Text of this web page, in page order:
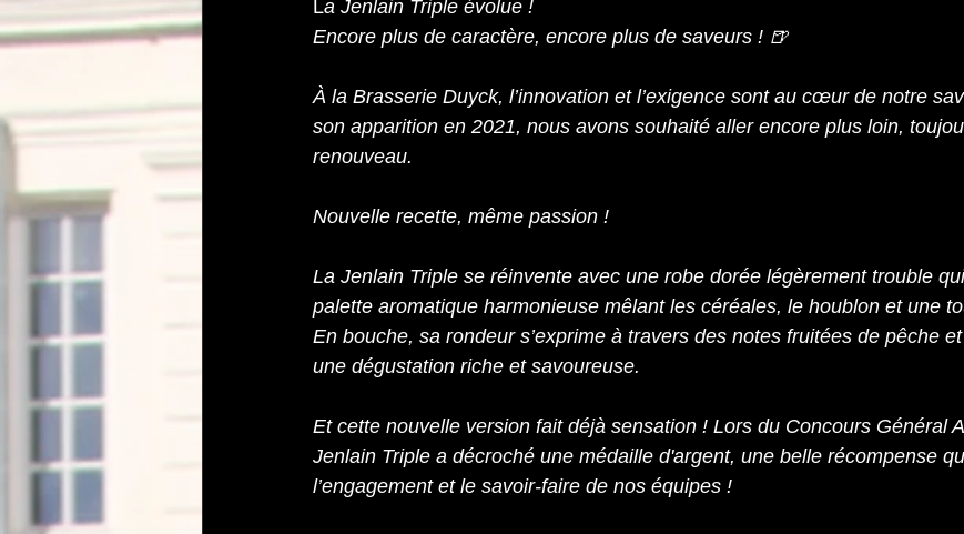
La Jenlain Triple évolue !
Encore plus de caractère, encore plus de saveurs ! 🍺
À la Brasserie Duyck, l’innovation et l’exigence sont au cœur de notre
son apparition en 2021, nous avons souhaité aller encore plus loin,
renouveau.
Nouvelle recette, même passion !
La Jenlain Triple se réinvente avec une robe dorée légèrement trouble
palette aromatique harmonieuse mêlant les céréales, le houblon et une
En bouche, sa rondeur s’exprime à travers des notes fruitées de pêche
une dégustation riche et savoureuse.
Et cette nouvelle version fait déjà sensation ! Lors du Concours Général
Jenlain Triple a décroché une médaille d'argent, une belle récompense
l’engagement et le savoir-faire de nos équipes !